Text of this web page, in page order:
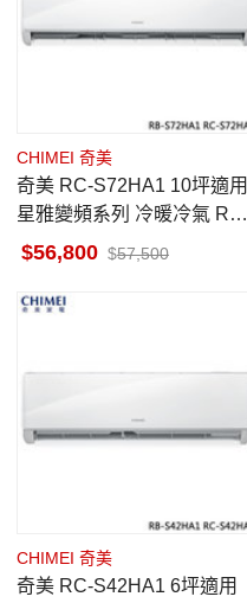
CHIMEI 奇美
奇美 RC-S72HA1 10坪適用
星雅變頻系列 冷暖冷氣 RB-
S72HA1
56,800 57,500
CHIMEI 奇美
奇美 RC-S42HA1 6坪適用